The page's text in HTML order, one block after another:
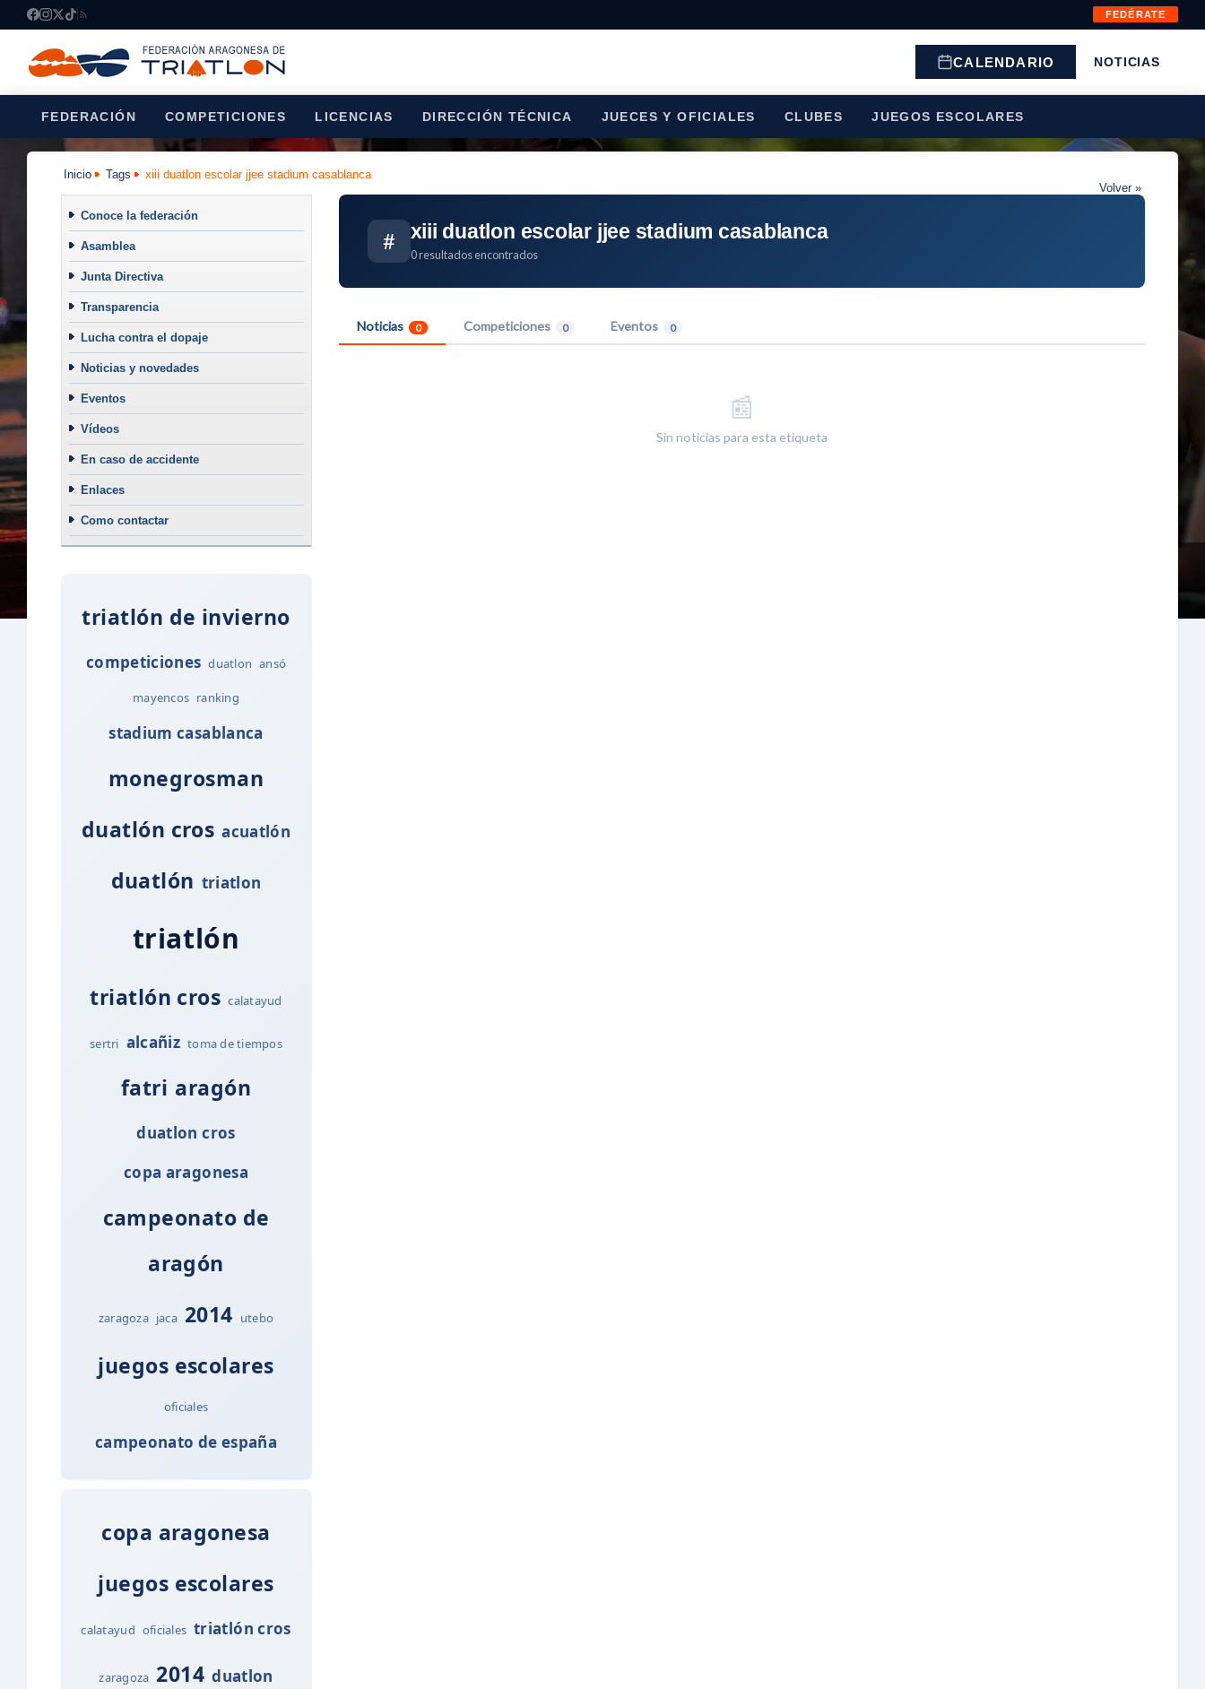
FEDÉRATE
CALENDARIO NOTICIAS
FEDERACIÓN COMPETICIONES LICENCIAS DIRECCIÓN TÉCNICA JUECES Y OFICIALES CLUBES JUEGOS ESCOLARES
Inicio Tags
xiii duatlon escolar jjee stadium casablanca
Volver »
Conoce la federación
Asamblea
Junta Directiva
Transparencia
Lucha contra el dopaje
Noticias y novedades
Eventos
Vídeos
En caso de accidente
Enlaces
Como contactar
triatlón de invierno
competiciones duatlon ansó
mayencos ranking
stadium casablanca
monegrosman
duatlón cros acuatlón
duatlón triatlon
triatlón
triatlón cros calatayud
sertri alcañiz toma de tiempos
fatri aragón
duatlon cros
copa aragonesa
campeonato de
aragón
zaragoza jaca 2014 utebo
juegos escolares
oficiales
campeonato de españa
copa aragonesa
juegos escolares
calatayud oficiales triatlón cros
zaragoza 2014 duatlon
# xiii duatlon escolar jjee stadium casablanca
0 resultados encontrados
Noticias 0 Competiciones 0 Eventos 0
📰
Sin noticias para esta etiqueta